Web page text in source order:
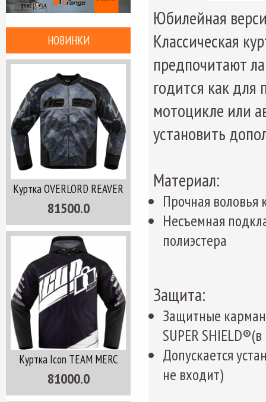
НОВИНКИ
Куртка OVERLORD REAVER
81500.0
Куртка Icon TEAM MERC
81000.0
Юбилейная
Классическая
предпочитают
годится как для
мотоцикле или
установить
Материал:
Прочная воловья
Несъемная
полиэстера
Защита:
Защитные
SUPER
Допускается
не входит)